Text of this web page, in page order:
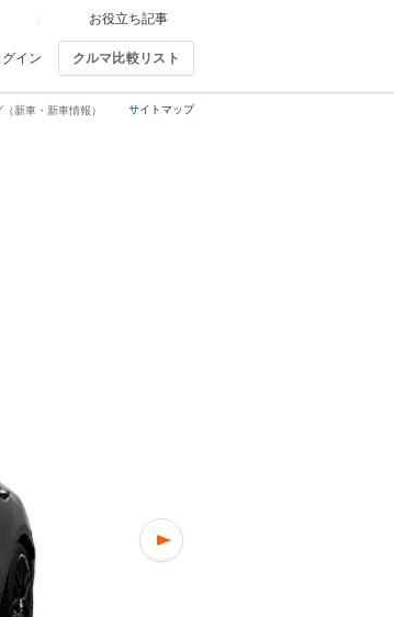
お役立ち記事
グイン クルマ比較リスト
サイトマップ
新車・新車情報）